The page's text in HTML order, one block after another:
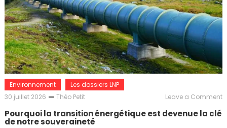
Environnement
Les dossiers LNP
30 juillet 2026
Théo Petit Leave a Comment
Pourquoi la transition énergétique est devenue la clé
de notre souveraineté